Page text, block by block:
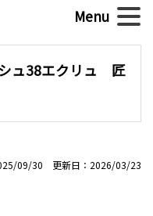
ュ38エクリュ 匠
09/30 更新日：2026/03/23